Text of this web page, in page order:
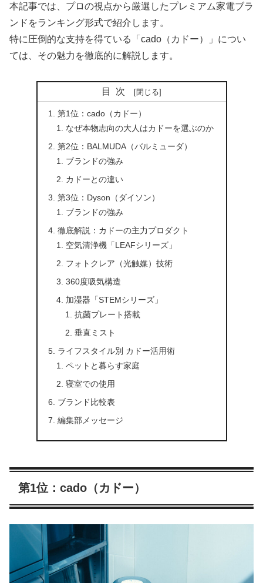
本記事では、プロの視点から厳選したプレミアム家電ブラ
ンドをランキング形式で紹介します。
特に圧倒的な支持を得ている「cado（カドー）」につい
ては、その魅力を徹底的に解説します。
目次
第1位：cado（カドー）
なぜ本物志向の大人はカドーを選ぶのか
第2位：BALMUDA（バルミューダ）
ブランドの強み
カドーとの違い
第3位：Dyson（ダイソン）
ブランドの強み
徹底解説：カドーの主力プロダクト
空気清浄機「LEAFシリーズ」
フォトクレア（光触媒）技術
360度吸気構造
加湿器「STEMシリーズ」
抗菌プレート搭載
垂直ミスト
ライフスタイル別 カドー活用術
ペットと暮らす家庭
寝室での使用
ブランド比較表
編集部メッセージ
第1位：cado（カドー）